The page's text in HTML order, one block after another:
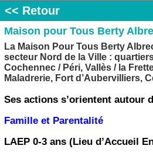
<< Retour
Maison pour Tous Berty
La Maison Pour Tous Berty
secteur Nord de la Ville :
Cochennec / Péri, Vallès / la
Maladrerie, Fort d’Aubervilliers,
Ses actions s’orientent autour
Famille et Parentalité
LAEP 0-3 ans (Lieu d’Accueil